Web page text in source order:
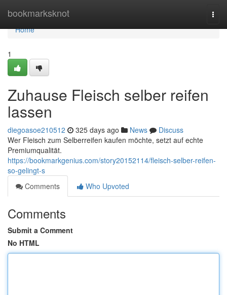
bookmarksknot
Home
Home
1
Zuhause Fleisch selber reifen
lassen
diegoasoe210512 325 days ago News
Discuss
Wer Fleisch zum Selberreifen kaufen möchte, setzt auf echte
Premiumqualität.
https://bookmarkgenius.com/story20152114/fleisch-selber-reifen-
so-gelingt-s
Comments
Who Upvoted
Comments
Submit a Comment
No HTML